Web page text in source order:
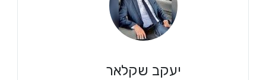
יעקב שקלאר